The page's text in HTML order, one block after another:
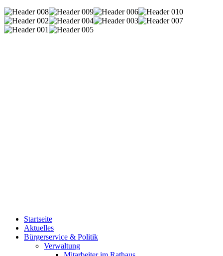
Startseite
Aktuelles
Bürgerservice & Politik
Verwaltung